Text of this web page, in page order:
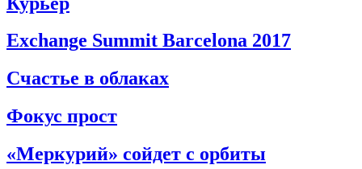
Exchange Summit Barcelona 2017
Счастье в облаках
Фокус прост
«Меркурий» сойдет с орбиты